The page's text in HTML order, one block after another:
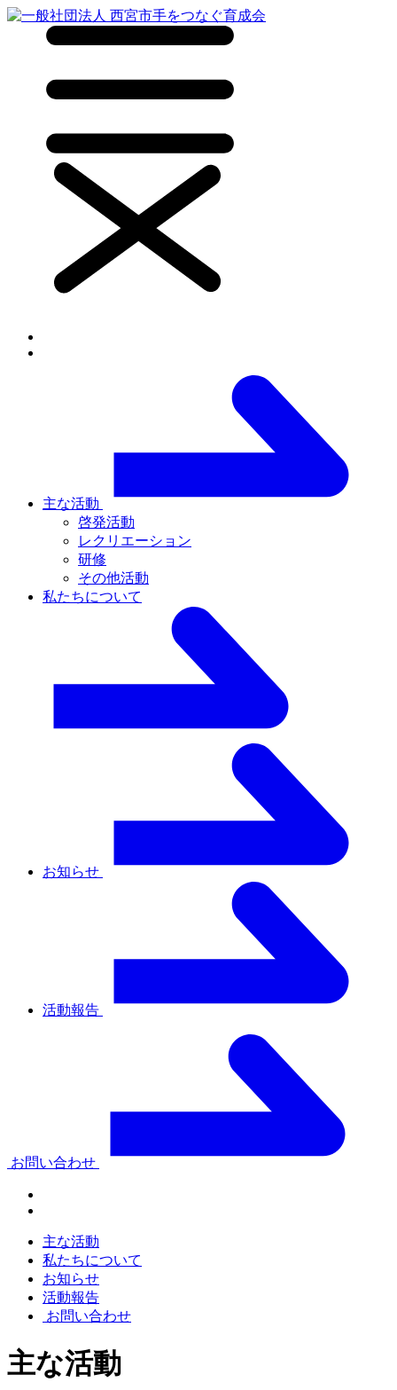
主な活動
啓発活動
レクリエーション
研修
その他活動
私たちについて
お知らせ
活動報告
お問い合わせ
主な活動
私たちについて
お知らせ
活動報告
お問い合わせ
主な活動